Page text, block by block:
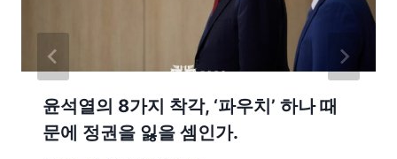
윤석열의 8가지 착각, ‘파우치’ 하나 때
문에 정권을 잃을 셈인가.